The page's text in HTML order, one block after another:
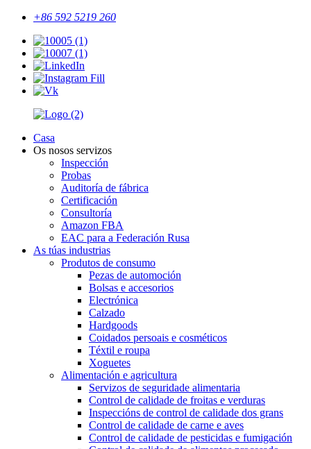
+86 592 5219 260
Casa
Os nosos servizos
Inspección
Probas
Auditoría de fábrica
Certificación
Consultoría
Amazon FBA
EAC para a Federación Rusa
As túas industrias
Produtos de consumo
Pezas de automoción
Bolsas e accesorios
Electrónica
Calzado
Hardgoods
Coidados persoais e cosméticos
Téxtil e roupa
Xoguetes
Alimentación e agricultura
Servizos de seguridade alimentaria
Control de calidade de froitas e verduras
Inspeccións de control de calidade dos grans
Control de calidade de carne e aves
Control de calidade de pesticidas e fumigación